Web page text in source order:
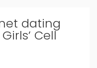
dating
Cell